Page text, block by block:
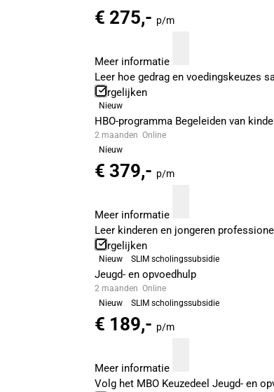
€ 275,- p/m
Meer informatie
Leer hoe gedrag en voedingskeuzes
Vergelijken
Nieuw
HBO-programma Begeleiden van
2 maanden Online
Nieuw
€ 379,- p/m
Meer informatie
Leer kinderen en jongeren
Vergelijken
Nieuw SLIM scholingssubsidie
Jeugd- en opvoedhulp
2 maanden Online
Nieuw
SLIM scholingssubsidie
€ 189,- p/m
Meer informatie
Volg het MBO Keuzedeel Jeugd- en